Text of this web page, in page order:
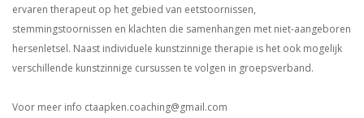
ervaren therapeut op het gebied van eetstoornissen,
stemmingstoornissen en klachten die samenhangen met niet-aangeboren
hersenletsel. Naast individuele kunstzinnige therapie is het ook mogelijk
verschillende kunstzinnige cursussen te volgen in groepsverband.
Voor meer info ctaapken.coaching@gmail.com